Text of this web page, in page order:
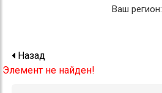
Ваш регион:
Назад
Элемент не найден!